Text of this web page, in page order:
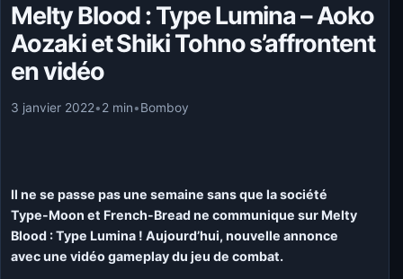
Melty Blood : Type Lumina – Aoko
Aozaki et Shiki Tohno s’affrontent
en vidéo
3 janvier 2022•2 min•Bomboy
Il ne se passe pas une semaine sans que la société
Type-Moon et French-Bread ne communique sur Melty
Blood : Type Lumina ! Aujourd’hui, nouvelle annonce
avec une vidéo gameplay du jeu de combat.